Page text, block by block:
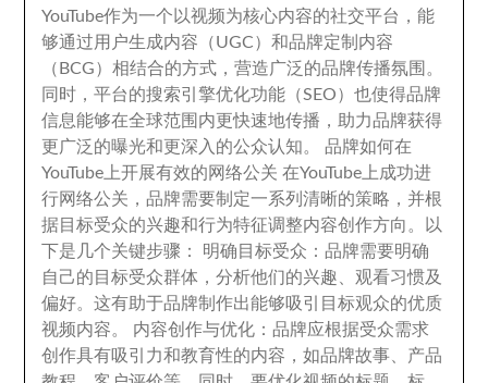
YouTube作为一个以视频为核心内容的社交平台 ，能
够通过用户生成内容（UGC）和品牌定制内容
（BCG）相结合的方式 ，营造广泛的品牌传播氛围 。
同时 ，平台的搜索引擎优化功能（SEO）也使得品牌
信息能够在全球范围内更快速地传播 ， 助力品牌获得
更广泛的曝光和更深入的公众认知。品牌如何在
YouTube上开展有效的网络公关 在YouTube上成功进
行网络公关 ，品牌需要制定一系列清晰的策略 ， 并根
据目标受众的兴趣和行为特征调整内容创作方向 。
以
下是几个关键步骤 ： 明确目标受众 ：品牌需要明确
自己的目标受众群体 ，分析他们的兴趣
观看习惯及
偏好。这有助于品牌制作出能够吸引目标观众的优质
视频内容。 内容创作与优化 ：品牌应根据受众需求
创作具有吸引力和教育性的内容 ，如品牌故事
产品